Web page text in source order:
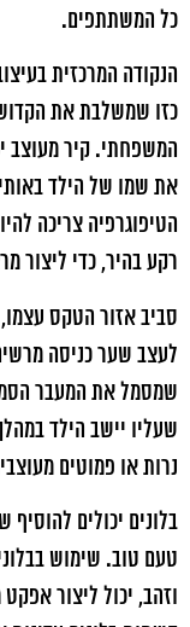
כל המשתתפים.
הנקודה המרכזית
כזו שמשלבת את
המשפחתי. קיר מעוצב
את שמו של הילד
הטיפוגרפיה צריכה
רקע בהיר, כדי ליצור
סביב אזור הטקס
לעצב שער כניסה
שמסמל את המעבר
שעליו יישב הילד
נרות או פמוטים
בלונים יכולים
טעם טוב. שימוש
וזהב, יכול ליצור